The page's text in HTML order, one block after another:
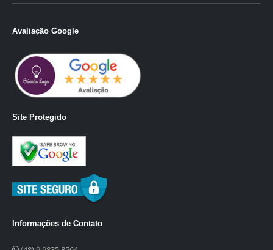
Avaliação Google
Site Protegido
Informações de Contato